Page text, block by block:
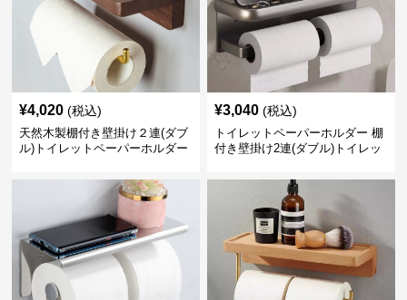
¥4,020 (税込)
天然木製棚付き壁掛け２連(ダブ
ル)トイレットペーパーホルダー
¥3,040 (税込)
トイレットペーパーホルダー 棚
付き壁掛け2連(ダブル)トイレッ